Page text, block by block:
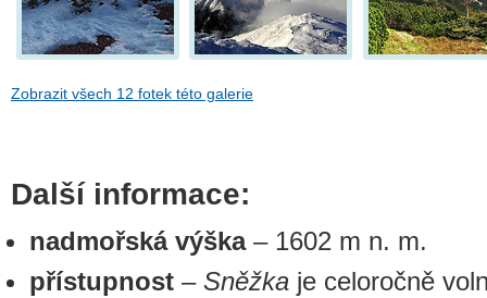
Zobrazit všech 12 fotek této galerie
Další informace:
nadmořská výška– 1602 m n. m.
přístupnost –Sněžka je celoročně